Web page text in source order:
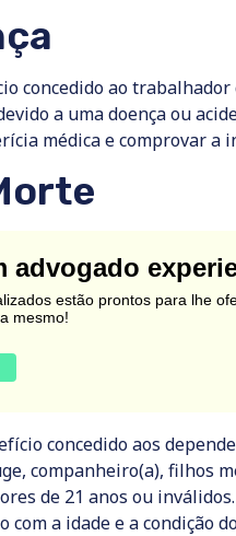
concedido ao
a uma doença ou
médica e comprovar a
advogado
estão prontos para lhe
mesmo!
concedido aos
companheiro(a), filhos
de 21 anos ou
com a idade e a condição